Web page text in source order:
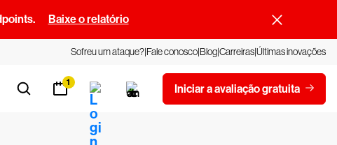
Baixe o relatório
Sofreu um ataque?Fale conoscoBlogCarreirasÚltimas inovações
1 Iniciar a avaliação gratuita